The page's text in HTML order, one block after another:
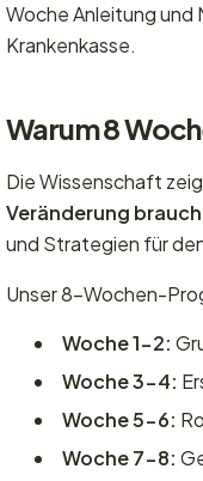
Woche Anleitung und
Krankenkasse.
Warum 8
Die Wissenschaft
Veränderung
und Strategien für
Unser 8-Wochen-
Woche 1-2:
Woche 3-4:
Woche 5-6:
Woche 7-8: